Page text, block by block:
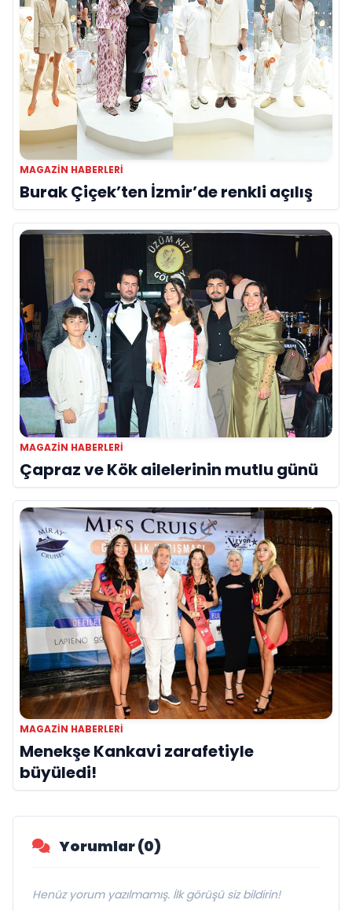
MAGAZIN HABERLERI
Burak Çiçek’ten İzmir’de renkli açılış
MAGAZIN HABERLERI
Çapraz ve Kök ailelerinin mutlu günü
MAGAZIN HABERLERI
Menekşe Kankavi zarafetiyle
büyüledi!
Yorumlar (0)
Henüz yorum yazılmamış. İlk görüşü siz bildirin!